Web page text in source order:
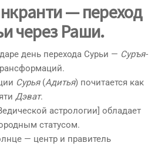
— переход
через Раши.
день перехода Сурьи — Суръя-
Сурья(Адитья) почитается как
Дэват.
астрологии] обладает
статусом.
— центр и правитель